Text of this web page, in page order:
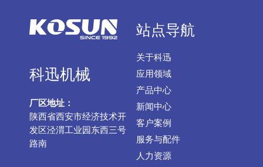
科迅机械
厂区地址：
陕西省西安市经济技术开
发区泾渭工业园东西三号
路南
站点导航
关于科迅
应用领域
产品中心
新闻中心
客户案例
服务与配件
人力资源